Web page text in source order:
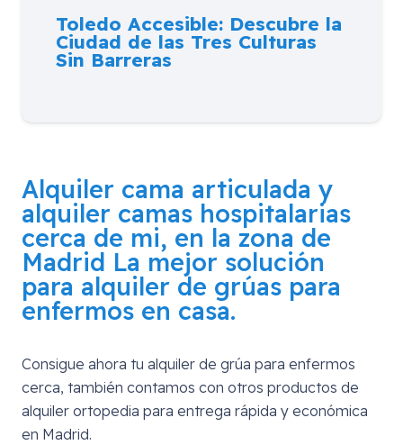
Toledo Accesible: Descubre la
Ciudad de las Tres Culturas
Sin Barreras
Alquiler cama articulada y
alquiler camas hospitalarias
cerca de mi, en la zona de
Madrid La mejor solución
para alquiler de grúas para
enfermos en casa.
Consigue ahora tu alquiler de grúa para enfermos
cerca, también contamos con otros productos de
alquiler ortopedia para entrega rápida y económica
en Madrid.